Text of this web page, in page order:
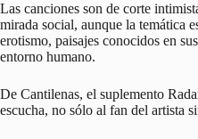
Las canciones son de corte
mirada social, aunque la temática
erotismo, paisajes conocidos en
entorno humano.
De Cantilenas, el suplemento
escucha, no sólo al fan del artista